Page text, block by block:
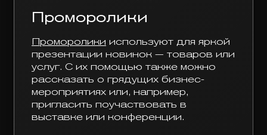
Проморолики
Проморолики используют для яркой
презентации новинок — товаров или
услуг. С их помощью также можно
рассказать о грядущих бизнес-
мероприятиях или, например,
пригласить поучаствовать в
выставке или конференции.